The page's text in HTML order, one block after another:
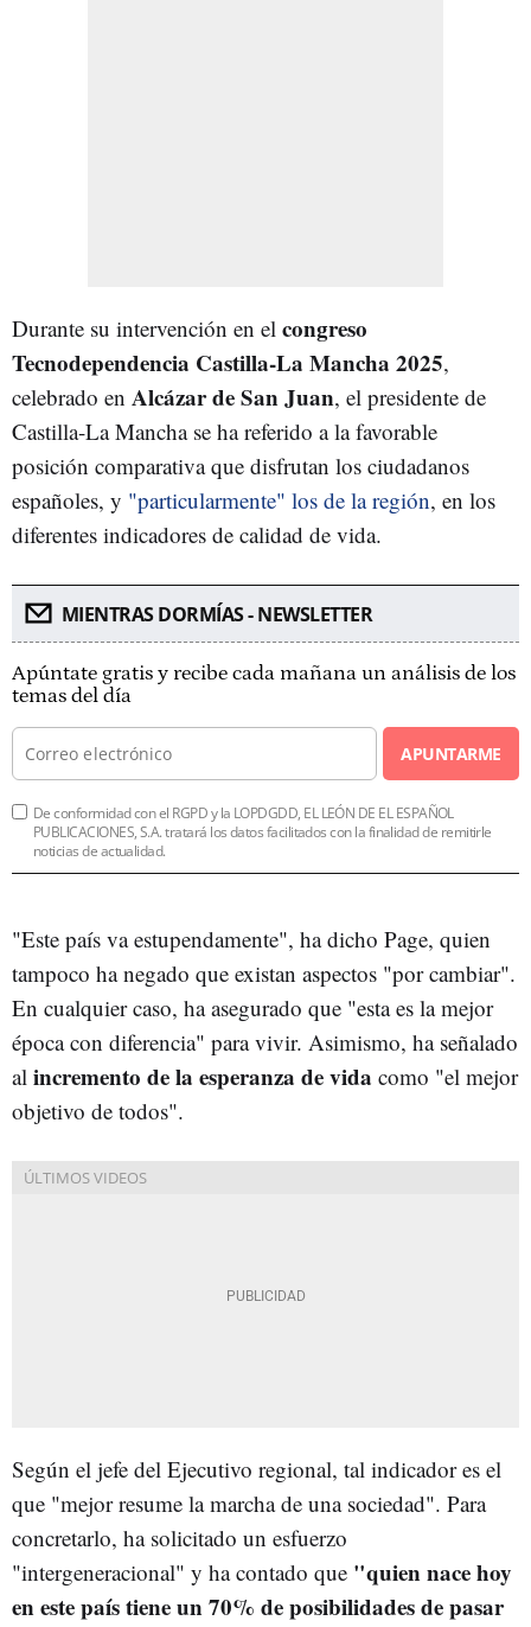
Durante su intervención en el congreso
Tecnodependencia Castilla-La Mancha 2025,
celebrado en Alcázar de San Juan, el presidente de
Castilla-La Mancha se ha referido a la favorable
posición comparativa que disfrutan los ciudadanos
españoles, y "particularmente" los de la región, en los
diferentes indicadores de calidad de vida.
MIENTRAS DORMÍAS - NEWSLETTER
Apúntate gratis y recibe cada mañana un análisis de los
temas del día
APUNTARME
De conformidad con el RGPD y la LOPDGDD, EL LEÓN DE EL ESPAÑOL
PUBLICACIONES, S.A. tratará los datos facilitados con la finalidad de remitirle
noticias de actualidad.
"Este país va estupendamente", ha dicho Page, quien
tampoco ha negado que existan aspectos "por cambiar".
En cualquier caso, ha asegurado que "esta es la mejor
época con diferencia" para vivir. Asimismo, ha señalado
al incremento de la esperanza de vida como "el mejor
objetivo de todos".
Según el jefe del Ejecutivo regional, tal indicador es el
que "mejor resume la marcha de una sociedad". Para
concretarlo, ha solicitado un esfuerzo
"intergeneracional" y ha contado que "quien nace hoy
en este país tiene un 70% de posibilidades de pasar